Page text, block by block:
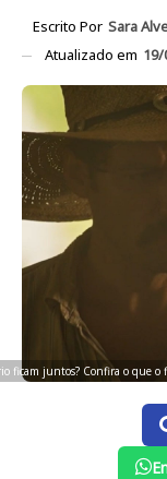
Escrito Por Sara
Atualizado em 19/
ficam juntos? Confira o que